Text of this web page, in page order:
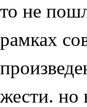
то не
рамках
жести. но